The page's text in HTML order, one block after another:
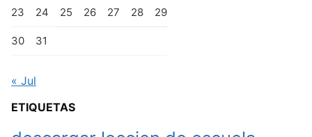
23 24 25 26 27 28 29
30 31
« Jul
ETIQUETAS